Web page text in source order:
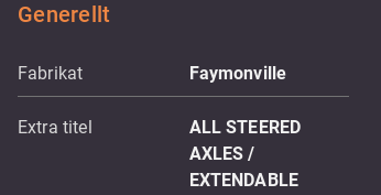
Generellt
Fabrikat Faymonville
Extra titel
ALL STEERED
AXLES /
EXTENDABLE